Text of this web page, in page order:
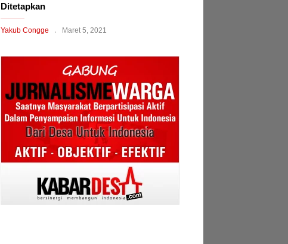
Ditetapkan
Yakub Congge Maret 5, 2021